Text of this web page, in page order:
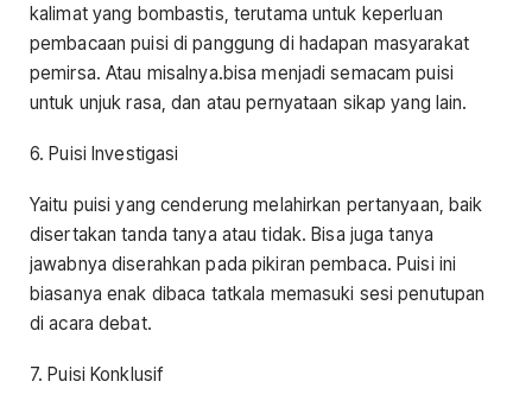
kalimat yang bombastis, terutama untuk keperluan
pembacaan puisi di panggung di hadapan masyarakat
pemirsa. Atau misalnya.bisa menjadi semacam puisi
untuk unjuk rasa, dan atau pernyataan sikap yang lain.
6. Puisi Investigasi
Yaitu puisi yang cenderung melahirkan pertanyaan, baik
disertakan tanda tanya atau tidak. Bisa juga tanya
jawabnya diserahkan pada pikiran pembaca. Puisi ini
biasanya enak dibaca tatkala memasuki sesi penutupan
di acara debat.
7. Puisi Konklusif